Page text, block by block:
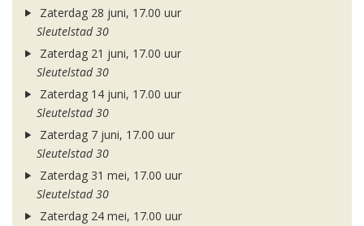
Zaterdag 28 juni, 17.00 uur
Sleutelstad 30
Zaterdag 21 juni, 17.00 uur
Sleutelstad 30
Zaterdag 14 juni, 17.00 uur
Sleutelstad 30
Zaterdag 7 juni, 17.00 uur
Sleutelstad 30
Zaterdag 31 mei, 17.00 uur
Sleutelstad 30
Zaterdag 24 mei, 17.00 uur